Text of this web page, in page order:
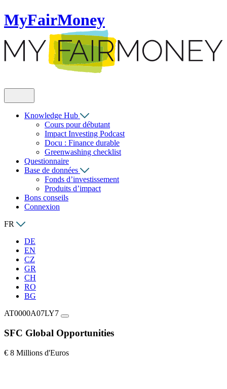
MyFairMoney
Knowledge Hub
Cours pour débutant
Impact Investing Podcast
Docu : Finance durable
Greenwashing checklist
Questionnaire
Base de données
Fonds d’investissement
Produits d’impact
Bons conseils
Connexion
FR
DE
EN
CZ
GR
CH
RO
BG
AT0000A07LY7
SFC Global Opportunities
€ 8 Millions d'Euros